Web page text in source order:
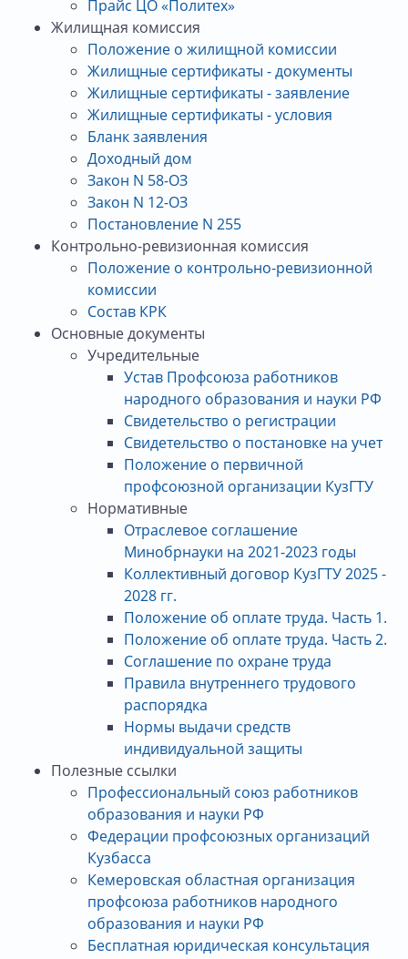
Прайс ЦО «Политех»
Жилищная комиссия
Положение о жилищной комиссии
Жилищные сертификаты - документы
Жилищные сертификаты - заявление
Жилищные сертификаты - условия
Бланк заявления
Доходный дом
Закон N 58-ОЗ
Закон N 12-ОЗ
Постановление N 255
Контрольно-ревизионная комиссия
Положение о контрольно-ревизионной
комиссии
Состав КРК
Основные документы
Учредительные
Устав Профсоюза работников
народного образования и науки РФ
Свидетельство о регистрации
Свидетельство о постановке на учет
Положение о первичной
профсоюзной организации КузГТУ
Нормативные
Отраслевое соглашение
Минобрнауки на 2021-2023 годы
Коллективный договор КузГТУ 2025 -
2028 гг.
Положение об оплате труда. Часть 1.
Положение об оплате труда. Часть 2.
Соглашение по охране труда
Правила внутреннего трудового
распорядка
Нормы выдачи средств
индивидуальной защиты
Полезные ссылки
Профессиональный союз работников
образования и науки РФ
Федерации профсоюзных организаций
Кузбасса
Кемеровская областная организация
профсоюза работников народного
образования и науки РФ
Бесплатная юридическая консультация